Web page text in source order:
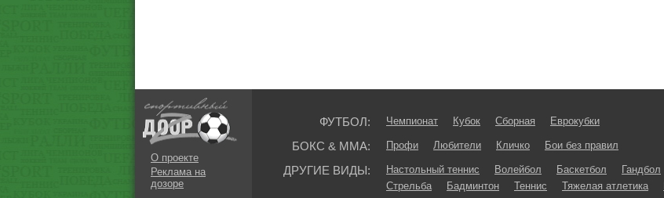
О проекте
Реклама на
дозоре
ФУТБОЛ: Чемпионат Кубок Сборная Еврокубки
БОКС & ММА: Профи Любители Кличко Бои без правил
ДРУГИЕ ВИДЫ: Настольный теннис Волейбол Баскетбол Гандбол
Стрельба
Бадминтон Теннис Тяжелая атлетика